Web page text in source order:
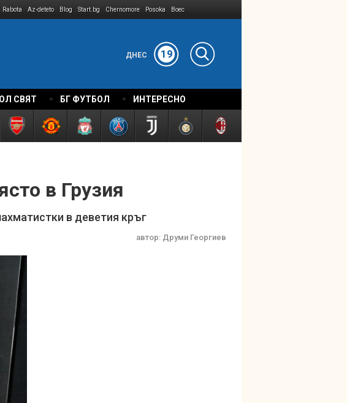
Rabota Az-deteto Blog Start.bg Chernomore Posoka Boec
ДНЕС 19
СВЯТ БГ ФУТБОЛ ИНТЕРЕСНО
в Грузия
в деветия кръг
автор: Друми Георгиев